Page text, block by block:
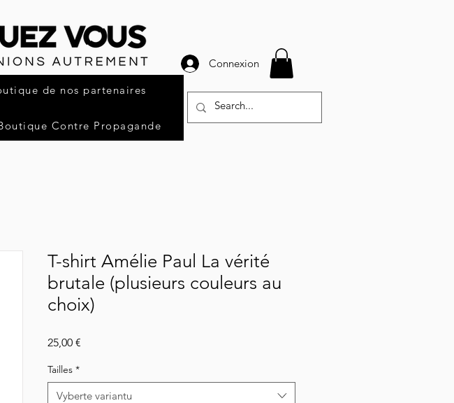
de nos partenaires
Contre Propagande
Connexion
T-shirt Amélie Paul La vérité
brutale (plusieurs couleurs au
choix)
25,00 €
Tailles *
Vyberte variantu